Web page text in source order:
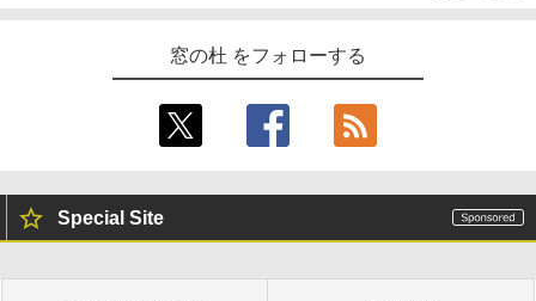
窓の杜 をフォローする
Special Site